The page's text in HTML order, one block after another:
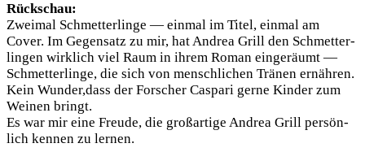
Rück­schau:
Zwei­mal Schmet­ter­lin­ge — ein­mal im Titel, ein­mal am
Cover. Im Gegen­satz zu mir, hat Andrea Grill den Schmet­ter­
lin­gen wirk­lich viel Raum in ihrem Roman ein­ge­räumt —
Schmet­ter­lin­ge, die sich von mensch­li­chen Trä­nen ernäh­ren.
Kein Wunder,dass der For­scher Cas­pa­ri ger­ne Kin­der zum
Wei­nen bringt.
Es war mir eine Freu­de, die groß­ar­ti­ge Andrea Grill per­sön­
lich ken­nen zu ler­nen.